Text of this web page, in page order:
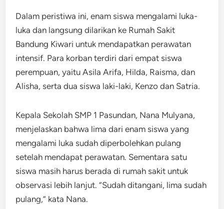
Dalam peristiwa ini, enam siswa mengalami luka-
luka dan langsung dilarikan ke Rumah Sakit
Bandung Kiwari untuk mendapatkan perawatan
intensif. Para korban terdiri dari empat siswa
perempuan, yaitu Asila Arifa, Hilda, Raisma, dan
Alisha, serta dua siswa laki-laki, Kenzo dan Satria.
Kepala Sekolah SMP 1 Pasundan, Nana Mulyana,
menjelaskan bahwa lima dari enam siswa yang
mengalami luka sudah diperbolehkan pulang
setelah mendapat perawatan. Sementara satu
siswa masih harus berada di rumah sakit untuk
observasi lebih lanjut. “Sudah ditangani, lima sudah
pulang,” kata Nana.